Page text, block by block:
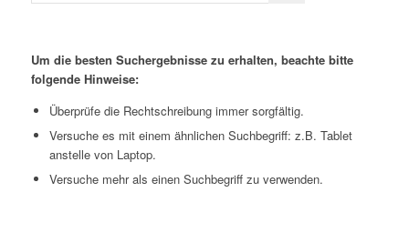
Um die besten Suchergebnisse zu erhalten, beachte bitte
folgende Hinweise:
Überprüfe die Rechtschreibung immer sorgfältig.
Versuche es mit einem ähnlichen Suchbegriff: z.B. Tablet
anstelle von Laptop.
Versuche mehr als einen Suchbegriff zu verwenden.